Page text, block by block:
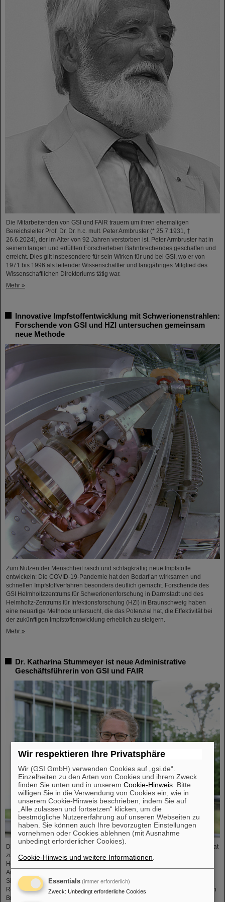
Die Mitarbeitenden von GSI und FAIR trauern um ihren ehemaligen
Bereichsleiter Prof. Dr. Dr. h.c. mult. Peter Armbruster (* 25.7.1931, †
26.6.2024), der im Alter von 92 Jahren verstorben ist. Peter Armbruster hat in
seinem langen und erfüllten Forscherleben Bahnbrechendes geschaffen und
erreicht. Dies gilt insbesondere für sein Wirken für und bei GSI, wo er von
1971 bis 1996 als leitender Wissenschaftler und langjähriges Mitglied des
Wissenschaftlichen Direktoriums tätig war.
Mehr »
Innovative Impfstoffentwicklung mit Schwerionenstrahlen:
Forschende von GSI und HZI untersuchen gemeinsam
neue Methode
Zum Nutzen der Menschheit rasch und schlagkräftig neue Impfstoffe
entwickeln: Die COVID-19-Pandemie hat den Bedarf an wirksamen und
schnellen Impfstoffverfahren besonders deutlich gemacht. Forschende des
GSI Helmholtzzentrums für Schwerionenforschung in Darmstadt und des
Helmholtz-Zentrums für Infektionsforschung (HZI) in Braunschweig haben
eine neuartige Methode untersucht, die das Potenzial hat, die Effektivität bei
der zukünftigen Impfstoffentwicklung erheblich zu steigern.
Mehr »
Dr. Katharina Stummeyer ist neue Administrative
Geschäftsführerin von GSI und FAIR
Die Wissenschaftsmanagerin und Biochemikerin Dr. Katharina Stummeyer hat
zum 1. Juni 2024 das Amt der Administrativen Geschäftsführerin der GSI
Helmholtzzentrum für Schwerionenforschung GmbH und der Facility for
Antiproton and Ion Research in Europe GmbH (FAIR GmbH) übernommen.
Sie war zuvor Leiterin des Projektträgers der Gesellschaft für Anlagen- und
Reaktorsicherheit (GRS) gGmbH. Dr. Katharina Stummeyer folgt auf Dr. Ulrich
Breuer, der als Kanzler an die Goethe-Universität Frankfurt…
Wir respektieren Ihre Privatsphäre
Wir (GSI GmbH) verwenden Cookies auf „gsi.de“.
Einzelheiten zu den Arten von Cookies und ihrem Zweck
finden Sie unten und in unseremCookie-Hinweis . Bitte
willigen Sie in die Verwendung von Cookies ein, wie in
unserem Cookie-Hinweis beschrieben, indem Sie auf
„Alle zulassen und fortsetzen“ klicken, um die
bestmögliche Nutzererfahrung auf unseren Webseiten zu
haben. Sie können auch Ihre bevorzugten Einstellungen
vornehmen oder Cookies ablehnen (mit Ausnahme
unbedingt erforderlicher Cookies).
Cookie-Hinweis und weitere Informationen
Essentials (immer erforderlich)
Zweck: Unbedingt erforderliche Cookies